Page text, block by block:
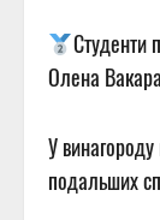
Студенти
Олена
У винагороду
подальших